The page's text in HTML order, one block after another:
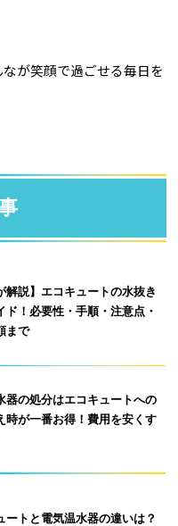
が笑顔で過ごせる毎日を
解説】エコキュートの水抜き
ド！必要性・手順・注意点・
まで
器の処分はエコキュートへの
時が一番お得！費用を安くす
ートと電気温水器の違いは？